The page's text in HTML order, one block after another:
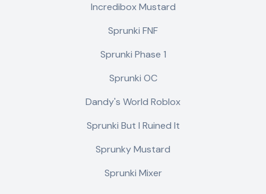
Incredibox Mustard
Sprunki FNF
Sprunki Phase 1
Sprunki OC
Dandy's World Roblox
Sprunki But I Ruined It
Sprunky Mustard
Sprunki Mixer